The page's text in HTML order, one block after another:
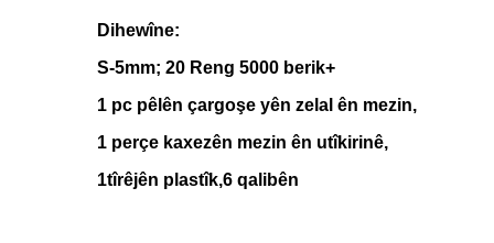
Dihewîne:
S-5mm; 20 Reng 5000 berik+
1 pc pêlên çargoşe yên zelal ên mezin,
1 perçe kaxezên mezin ên utîkirinê,
1tîrêjên plastîk,6 qalibên